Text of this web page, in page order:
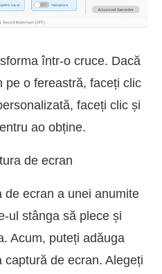
într-o cruce. Dacă
pe o fereastră, faceți clic
faceți clic și
ao obține.
de ecran
de ecran a unei anumite
ul stânga să plece și
Acum, puteți adăuga
de ecran. Alegeți